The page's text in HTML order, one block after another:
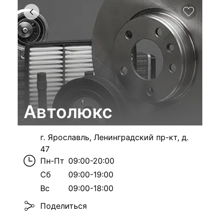
Автолюкс
г. Ярославль, Ленинградский пр-кт, д.
47
Пн-Пт 09:00-20:00
Сб
09:00-19:00
Вс
09:00-18:00
Поделиться